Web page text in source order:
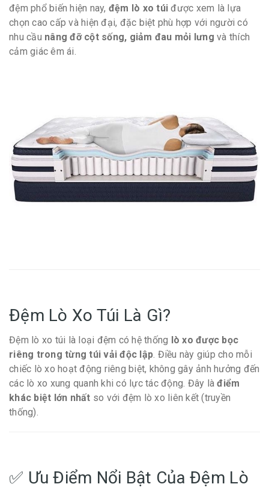
đệm phổ biến hiện nay, đệm lò xo túi được xem là lựa
chọn cao cấp và hiện đại, đặc biệt phù hợp với người có
nhu cầu nâng đỡ cột sống, giảm đau mỏi lưng và thích
cảm giác êm ái.
Đệm Lò Xo Túi Là Gì?
Đệm lò xo túi là loại đệm có hệ thống lò xo được bọc
riêng trong từng túi vải độc lập. Điều này giúp cho mỗi
chiếc lò xo hoạt động riêng biệt, không gây ảnh hưởng đến
các lò xo xung quanh khi có lực tác động. Đây làđiểm
khác biệt lớn nhất so với đệm lò xo liên kết (truyền
thống).
✅ Ưu Điểm Nổi Bật Của Đệm Lò